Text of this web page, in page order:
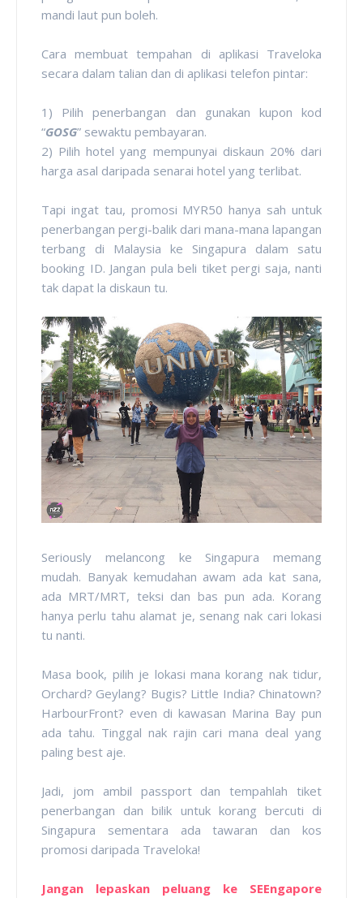
mandi laut pun boleh.
Cara membuat tempahan di aplikasi Traveloka
secara dalam talian dan di aplikasi telefon pintar:
1) Pilih penerbangan dan gunakan kupon kod
“GOSG” sewaktu pembayaran.
2) Pilih hotel yang mempunyai diskaun 20% dari
harga asal daripada senarai hotel yang terlibat.
Tapi ingat tau, promosi MYR50 hanya sah untuk
penerbangan pergi-balik dari mana-mana lapangan
terbang di Malaysia ke Singapura dalam satu
booking ID. Jangan pula beli tiket pergi saja, nanti
tak dapat la diskaun tu.
Seriously melancong ke Singapura memang
mudah. Banyak kemudahan awam ada kat sana,
ada MRT/MRT, teksi dan bas pun ada. Korang
hanya perlu tahu alamat je, senang nak cari lokasi
tu nanti.
Masa book, pilih je lokasi mana korang nak tidur,
Orchard? Geylang? Bugis? Little India? Chinatown?
HarbourFront? even di kawasan Marina Bay pun
ada tahu. Tinggal nak rajin cari mana deal yang
paling best aje.
Jadi, jom ambil passport dan tempahlah tiket
penerbangan dan bilik untuk korang bercuti di
Singapura sementara ada tawaran dan kos
promosi daripada Traveloka!
Jangan lepaskan peluang ke SEEngapore